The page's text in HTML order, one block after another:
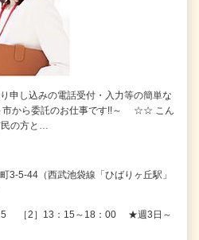
申し込みの電話受付・入力等の簡単な
から委託のお仕事です!!～ ☆☆ こん
の方と…
3-5-44（西武池袋線「ひばりヶ丘駅」
15 ［2］13：15～18：00 ★週3日～